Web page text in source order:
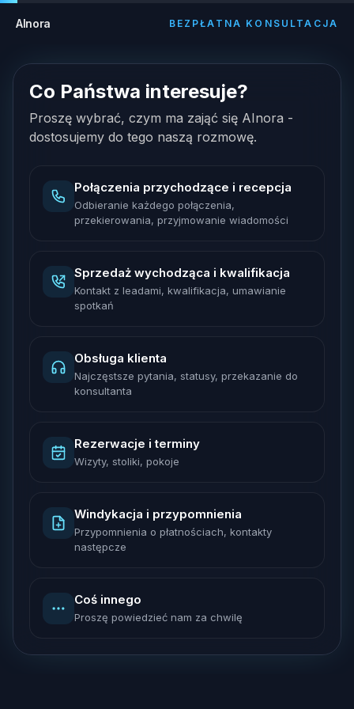
AInora BEZPŁATNA KONSULTACJA
Co Państwa interesuje?
Proszę wybrać, czym ma zająć się AInora -
dostosujemy do tego naszą rozmowę.
Połączenia przychodzące i recepcja
Odbieranie każdego połączenia,
przekierowania, przyjmowanie wiadomości
Sprzedaż wychodząca i kwalifikacja
Kontakt z leadami, kwalifikacja, umawianie
spotkań
Obsługa klienta
Najczęstsze pytania, statusy, przekazanie do
konsultanta
Rezerwacje i terminy
Wizyty, stoliki, pokoje
Windykacja i przypomnienia
Przypomnienia o płatnościach, kontakty
następcze
Coś innego
Proszę powiedzieć nam za chwilę